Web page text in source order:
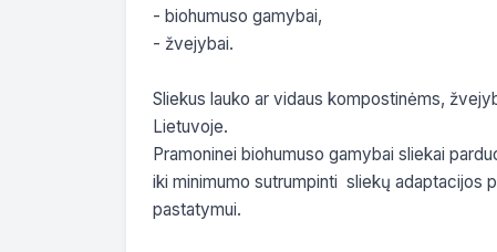
- biohumuso gamybai,
- žvejybai.
Sliekus lauko ar vidaus kompostinėms,
Lietuvoje.
Pramoninei biohumuso gamybai sliekai
iki minimumo sutrumpinti  sliekų adaptacijos
pastatymui.